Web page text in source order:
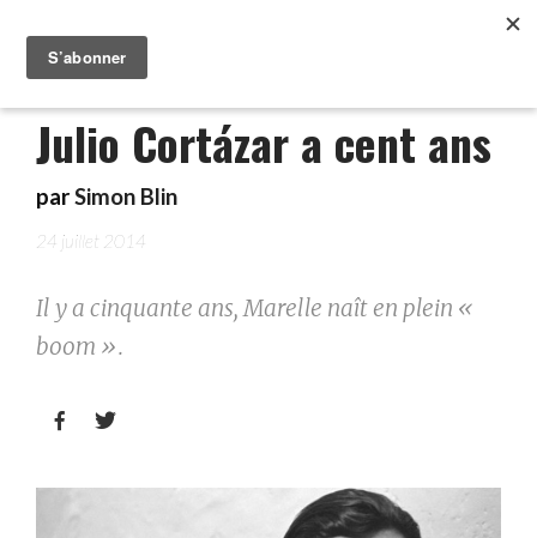
Julio Cortázar a cent ans
parSimon Blin
24 juillet 2014
Il y a cinquante ans, Marelle naît en plein «
boom ».
 